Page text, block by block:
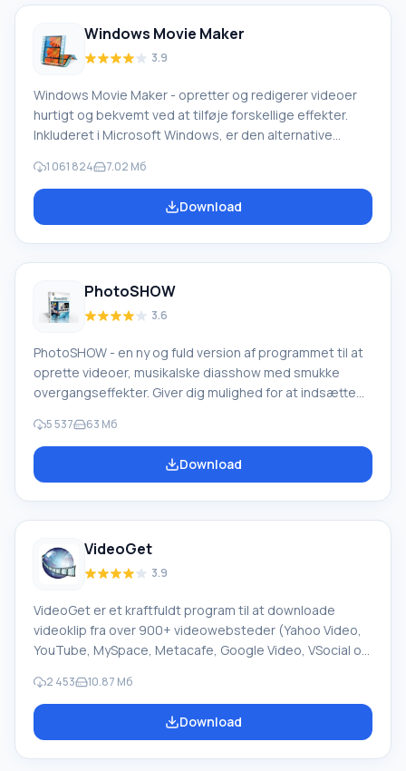
Alle oversættere
Windows Movie Maker
3.9
Windows Movie Maker - opretter og redigerer videoer
hurtigt og bekvemt ved at tilføje forskellige effekter.
Inkluderet i Microsoft Windows, er den alternative
Live-softwarepakke fra Microsoft. Funktioner i Windows
Movie Maker: Optag video fra forskellige kilder
(videokameraer, mobiltelefoner, digitale videokameraer,
1 061 824 7.02 Мб
Download
PhotoSHOW
3.6
PhotoSHOW - en ny og fuld version af programmet til at
oprette videoer, musikalske diasshow med smukke
overgangseffekter. Giver dig mulighed for at indsætte
billeder, bruge et designtema osv. Oprettede diasshow
gemmes i EXE-filformater, skærmsparere eller videoer,
inklusive fuld HD. PhotoSHOW-programmet har en
5 537 63 Мб
Download
VideoGet
3.9
VideoGet er et kraftfuldt program til at downloade
videoklip fra over 900+ videowebsteder (Yahoo Video,
YouTube, MySpace, Metacafe, Google Video, VSocial og
forskellige formater til afspilning på en videoafspiller,
computer eller mobiltelefon. Funktioner På trods af
overfloden af downloader-programmer fra forskellige
2 453 10.87 Mб
Download